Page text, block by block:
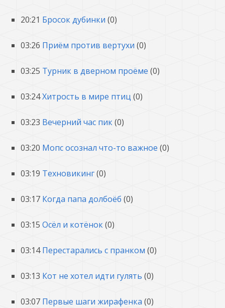
20:21 Бросок дубинки (0)
03:26 Приём против вертухи (0)
03:25 Турник в дверном проёме (0)
03:24Хитрость в мире птиц (0)
03:23 Вечерний час пик(0)
03:20 Мопс осознал что-то важное (0)
03:19 Техновикинг(0)
03:17 Когда папа долбоёб (0)
03:15 Осёл и котёнок(0)
03:14 Перестарались с пранком (0)
03:13 Кот не хотел идти гулять (0)
03:07 Первые шаги жирафенка (0)